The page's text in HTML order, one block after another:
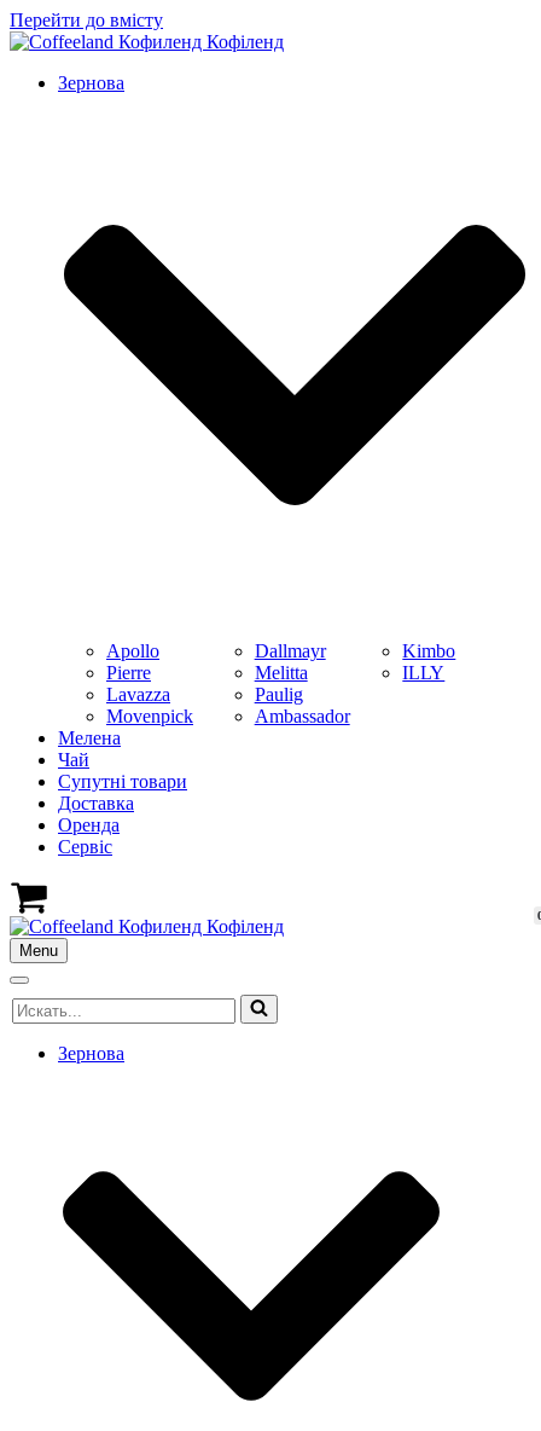
Перейти до вмісту
Зернова
Apollo
Pierre
Lavazza
Movenpick
Dallmayr
Melitta
Paulig
Ambassador
Kimbo
ILLY
Мелена
Чай
Супутні товари
Доставка
Оренда
Cервіс
Кошик
Menu
Меню
Меню
навігації
Шукати...
Зернова